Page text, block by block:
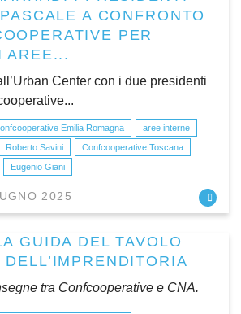
A CONFRONTO
PER
AREE...
Center con i due presidenti
Emilia Romagna
aree interne
Roberto Savini
Confcooperative Toscana
Eugenio Giani
2025
GUIDA DEL TAVOLO
tra Confcooperative e CNA.